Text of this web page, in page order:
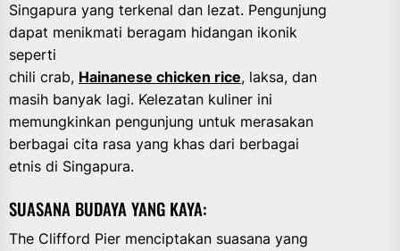
Singapura yang terkenal dan lezat. Pengunjung
dapat menikmati beragam hidangan ikonik
seperti
chili crab, Hainanese chicken rice, laksa, dan
masih banyak lagi. Kelezatan kuliner ini
memungkinkan pengunjung untuk merasakan
berbagai cita rasa yang khas dari berbagai
etnis di Singapura.
SUASANA BUDAYA YANG KAYA:
The Clifford Pier menciptakan suasana yang